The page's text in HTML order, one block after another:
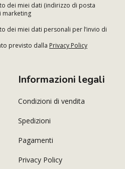
dei miei dati (indirizzo di posta
marketing
dei miei dati personali per l’invio di
previsto dalla Privacy Policy
Informazioni legali
Condizioni di vendita
Spedizioni
Pagamenti
Privacy Policy